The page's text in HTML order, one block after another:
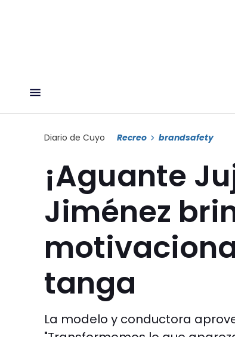
Diario de Cuyo Recreo brandsafety
¡Aguante
Jiménez
tanga
La modelo y conductora